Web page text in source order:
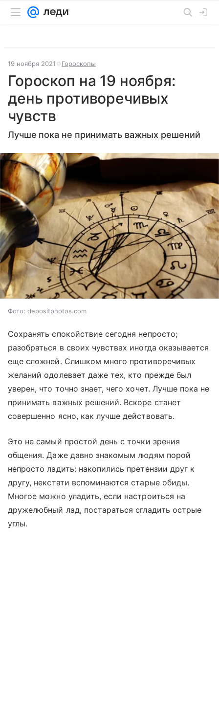
19 ноября 2021 Гороскопы
Гороскоп на 19 ноября:
день противоречивых
чувств
Лучше пока не принимать важных решений
Фото: depositphotos.com
Сохранять спокойствие сегодня непросто;
разобраться в своих чувствах иногда оказывается
еще сложней. Слишком много противоречивых
желаний одолевает даже тех, кто прежде был
уверен, что точно знает, чего хочет. Лучше пока не
принимать важных решений. Вскоре станет
совершенно ясно, как лучше действовать.
Это не самый простой день с точки зрения
общения. Даже давно знакомым людям порой
непросто ладить: накопились претензии друг к
другу, некстати вспоминаются старые обиды.
Многое можно уладить, если настроиться на
дружелюбный лад, постараться сгладить острые
углы.